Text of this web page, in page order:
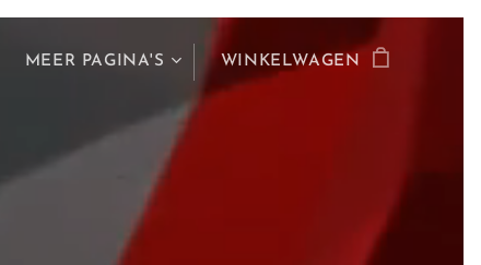
MEER PAGINA'S WINKELWAGEN